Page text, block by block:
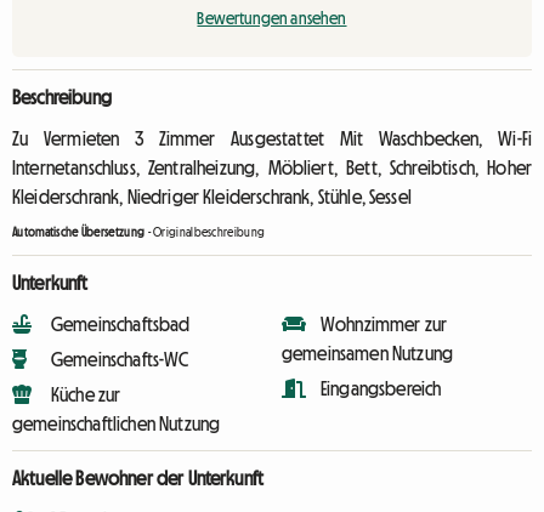
Bewertungen ansehen
Beschreibung
Zu Vermieten 3 Zimmer Ausgestattet Mit Waschbecken, Wi-Fi
Internetanschluss, Zentralheizung, Möbliert, Bett, Schreibtisch, Hoher
Kleiderschrank, Niedriger Kleiderschrank, Stühle, Sessel
Automatische Übersetzung -Originalbeschreibung
Unterkunft
Gemeinschaftsbad
Gemeinschafts-WC
Küche zur
gemeinschaftlichen Nutzung
Wohnzimmer zur
gemeinsamen Nutzung
Eingangsbereich
Aktuelle Bewohner der Unterkunft